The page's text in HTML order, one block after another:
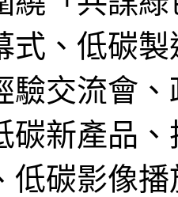
式、低碳
驗交流會
碳新產品
低碳影像